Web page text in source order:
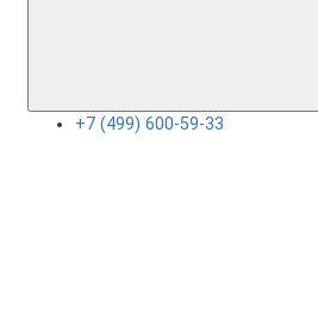
+7 (499) 600-59-33